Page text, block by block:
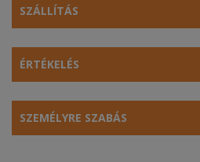
SZÁLLÍTÁS
ÉRTÉKELÉS
SZEMÉLYRE SZABÁS